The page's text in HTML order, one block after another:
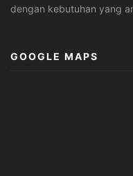
dengan kebutuhan yang
GOOGLE MAPS